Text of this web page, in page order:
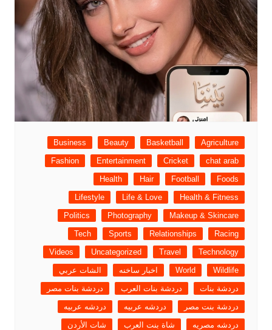
Agriculture
Basketball
Beauty
Business
chat arab
Cricket
Entertainment
Fashion
Foods
Football
Hair
Health
Health & Fitness
Life & Love
Lifestyle
Makeup & Skincare
Photography
Politics
Racing
Relationships
Sports
Tech
Technology
Travel
Uncategorized
Videos
Wildlife
World اخبار ساخنه
الشات عربي
دردشة بنات
دردشة بنات العرب
دردشة بنات مصر
دردشة بنت مصر
دردشه عربيه
دردشه عربيه
دردشه مصريه
شاة بنت العرب
شات الأردن